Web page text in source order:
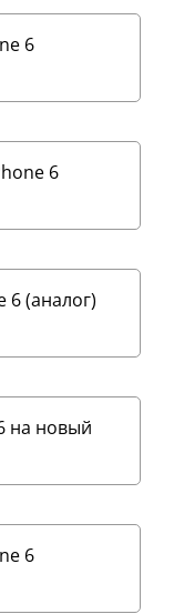
6
6
6 (аналог)
на новый
6